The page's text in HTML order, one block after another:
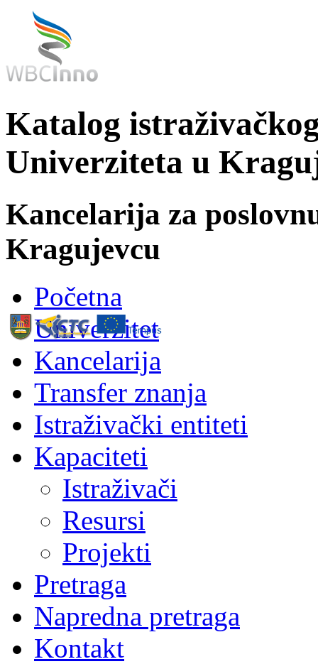
Katalog
Univerziteta u
Kancelarija za
Kragujevcu
Početna
Univerzitet
Kancelarija
Transfer znanja
Istraživački entiteti
Kapaciteti
Istraživači
Resursi
Projekti
Pretraga
Napredna pretraga
Kontakt